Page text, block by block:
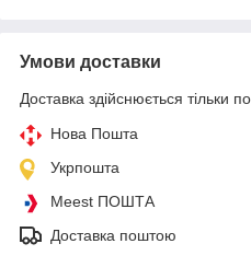
Умови доставки
Доставка здійснюється тільки
Нова Пошта
Укрпошта
Meest ПОШТА
Доставка поштою